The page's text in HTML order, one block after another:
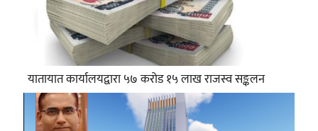
यातायात कार्यालयद्वारा ५७ करोड १५ लाख राजस्व सङ्कलन